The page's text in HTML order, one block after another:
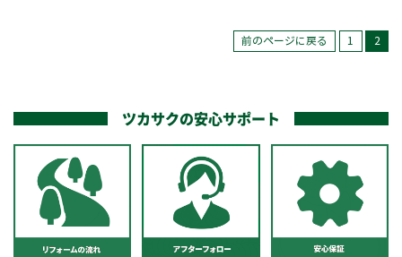
管は鉄管を使用して
いましたが、樹脂管
に替えてカバーをつ
けてスッキリさせま
した。 壁、床ともに
タイルを使用したト
交換しました。 また
２階のフロアにシミ
イドロセラ・フロア
を使いました。 便器
と同じ陶器でできて
いるため、傷がつき
にくく、掃除がしや
すい床材です。また
前のページに戻る 1 2
ツカサクの安心サポート